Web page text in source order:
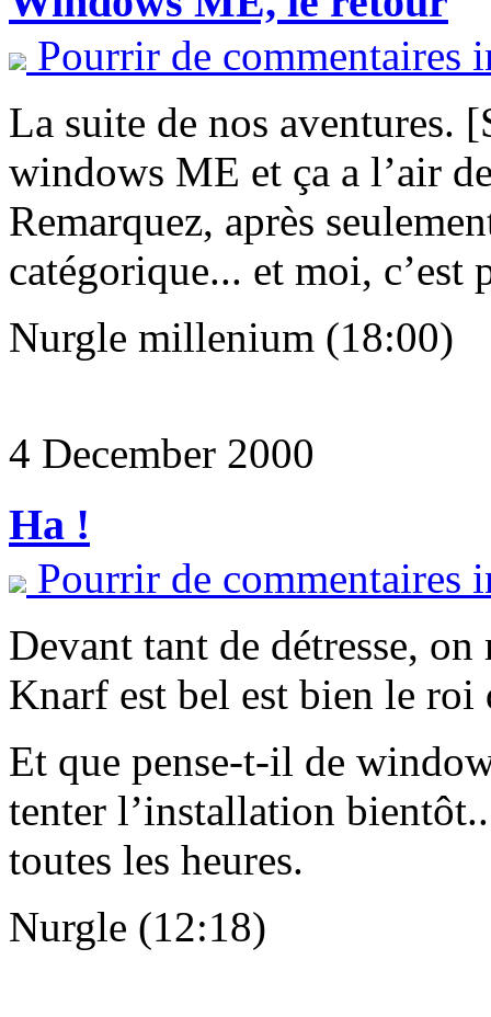
Pourrir de commentaires
La suite de nos aventures.
windows ME et ça a l’air
Remarquez, après
catégorique... et moi, c’est
Nurgle millenium (18:00)
4 December 2000
Ha !
Pourrir de commentaires
Devant tant de détresse,
Knarf est bel est bien le roi
Et que pense-t-il de
tenter l’installation
toutes les heures.
Nurgle (12:18)